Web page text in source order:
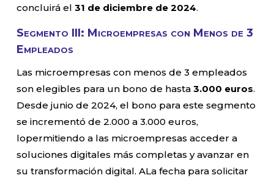
concluirá el31 de diciembre de 2024.
Segmento III: Microempresas con Menos de 3
Empleados
Las microempresas con menos de 3 empleados
son elegibles para un bono de hasta3.000 euros.
Desde junio de 2024, el bono para este segmento
se incrementó de 2.000 a 3.000 euros,
lopermitiendo a las microempresas acceder a
soluciones digitales más completas y avanzar en
su transformación digital. ALa fecha para solicitar